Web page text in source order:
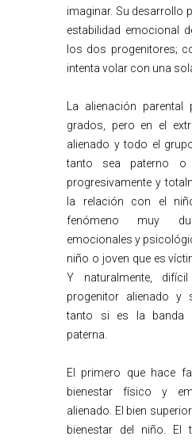
imaginar. Su desarrollo
estabilidad emocional
los dos progenitores;
intenta volar con una
La alienación parental
grados, pero en el
alienado y todo el
tanto sea paterno o
progresivamente y
la relación con el
fenómeno muy
emocionales y
niño o joven que es
Y naturalmente,
progenitor alienado y
tanto si es la banda
paterna.
El primero que hace
bienestar físico y
alienado. El bien
bienestar del niño. El